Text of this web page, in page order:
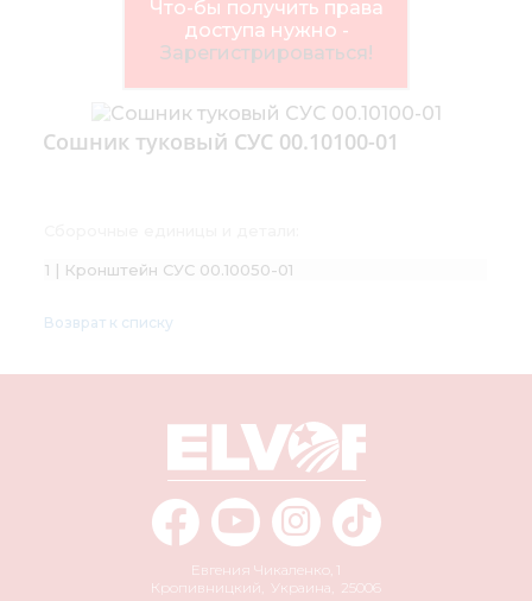
Что-бы получить права
доступа нужно -
Зарегистрироваться!
Сошник туковый СУС 00.10100-01
1 | Кронштейн СУС 00.10050-01
Возврат к списку
Евгения Чикаленко, 1
Кропивницкий
Украина 25006